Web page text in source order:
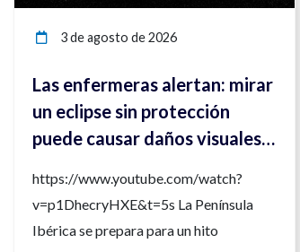
3 de agosto de 2026
Las enfermeras alertan: mirar
un eclipse sin protección
puede causar daños visuales
https://www.youtube.com/watch?
v=p1DhecryHXE&t=5s La Península
Ibérica se prepara para un hito